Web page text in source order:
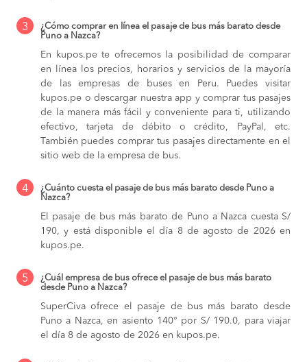
3
¿Cómo comprar en línea el pasaje de bus más barato desde
Puno a Nazca?
En kupos.pe te ofrecemos la posibilidad de comparar
en línea los precios, horarios y servicios de la mayoría
de las empresas de buses en Peru. Puedes visitar
kupos.pe o descargar nuestra app y comprar tus pasajes
de la manera más fácil y conveniente para ti, utilizando
efectivo, tarjeta de débito o crédito, PayPal, etc.
También puedes comprar tus pasajes directamente en el
sitio web de la empresa de bus.
4
¿Cuánto cuesta el pasaje de bus más barato desde Puno a
Nazca?
El pasaje de bus más barato de Puno a Nazca cuesta S/
190, y está disponible el día 8 de agosto de 2026 en
kupos.pe.
5
¿Cuál empresa de bus ofrece el pasaje de bus más barato
desde Puno a Nazca?
SuperCiva ofrece el pasaje de bus más barato desde
Puno a Nazca, en asiento 140° por S/ 190.0, para viajar
el día 8 de agosto de 2026 en kupos.pe.